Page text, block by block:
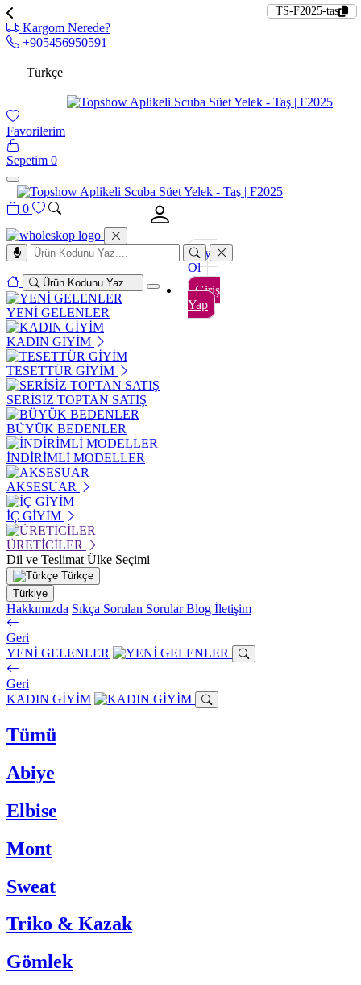
Kargom Nerede?
+905456950591
Türkçe
Favorilerim
Sepetim 0
0
Üye
Ol
Giriş
Yap
Ürün Kodunu Yaz....
YENİ GELENLER
KADIN GİYİM
TESETTÜR GİYİM
SERİSİZ TOPTAN SATIŞ
BÜYÜK BEDENLER
İNDİRİMLİ MODELLER
AKSESUAR
İÇ GİYİM
ÜRETİCİLER
Dil ve Teslimat Ülke Seçimi
Türkçe
Türkiye
Hakkımızda Sıkça Sorulan SorularBlog İletişim
Geri
YENİ GELENLER
Geri
KADIN GİYİM
Tümü
Abiye
Elbise
Mont
Sweat
Triko & Kazak
Gömlek
TS-F2025-tas